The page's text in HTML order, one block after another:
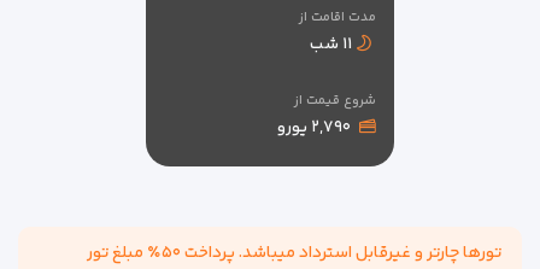
مدت اقامت از
۱۱ شب
شروع قیمت از
۲,۷۹۰ یورو
تورها چارتر و غیرقابل استرداد میباشد. پرداخت ۵۰٪ مبلغ تور